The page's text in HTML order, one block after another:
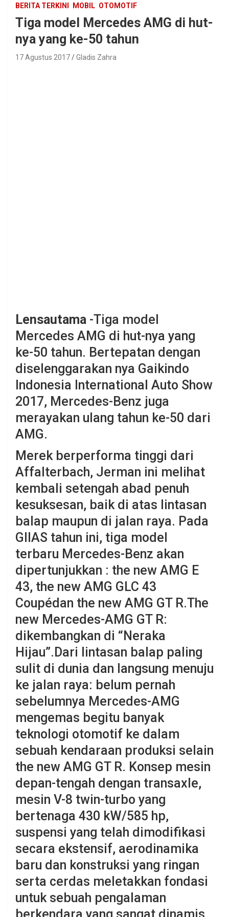
BERITA TERKINI MOBIL OTOMOTIF
Tiga model Mercedes AMG di hut-
nya yang ke-50 tahun
17 Agustus 2017 Gladis Zahra
Lensautama -Tiga model
Mercedes AMG di hut-nya yang
ke-50 tahun. Bertepatan dengan
diselenggarakan nya Gaikindo
Indonesia International Auto Show
2017, Mercedes-Benz juga
merayakan ulang tahun ke-50 dari
AMG.
Merek berperforma tinggi dari
Affalterbach, Jerman ini melihat
kembali setengah abad penuh
kesuksesan, baik di atas lintasan
balap maupun di jalan raya. Pada
GIIAS tahun ini, tiga model
terbaru Mercedes-Benz akan
dipertunjukkan : the new AMG E
43, the new AMG GLC 43
Coupédan the new AMG GT R.The
new Mercedes-AMG GT R:
dikembangkan di “Neraka
Hijau”.Dari lintasan balap paling
sulit di dunia dan langsung menuju
ke jalan raya: belum pernah
sebelumnya Mercedes-AMG
mengemas begitu banyak
teknologi otomotif ke dalam
sebuah kendaraan produksi selain
the new AMG GT R. Konsep mesin
depan-tengah dengan transaxle,
mesin V-8 twin-turbo yang
bertenaga 430 kW/585 hp,
suspensi yang telah dimodifikasi
secara ekstensif, aerodinamika
baru dan konstruksi yang ringan
serta cerdas meletakkan fondasi
untuk sebuah pengalaman